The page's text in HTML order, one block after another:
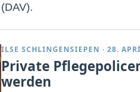
(DAV).
ILSE SCHLINGENSIEPEN · 28.
Private
werden